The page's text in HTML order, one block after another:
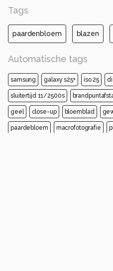
Tags
paardenbloem blazen
Automatische tags
samsung galaxy s25+ iso 25
sluitertijd 11/2500s
geel close-up bloemblad
paardebloem macrofotografie